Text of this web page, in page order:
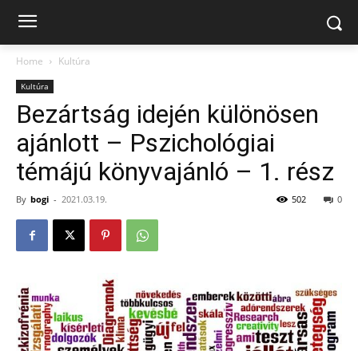
Home Kultúra
Kultúra
Bezártság idején különösen
ajánlott – Pszichológiai
témájú könyvajánló – 1. rész
By bogi - 2021.03.19. 0
502